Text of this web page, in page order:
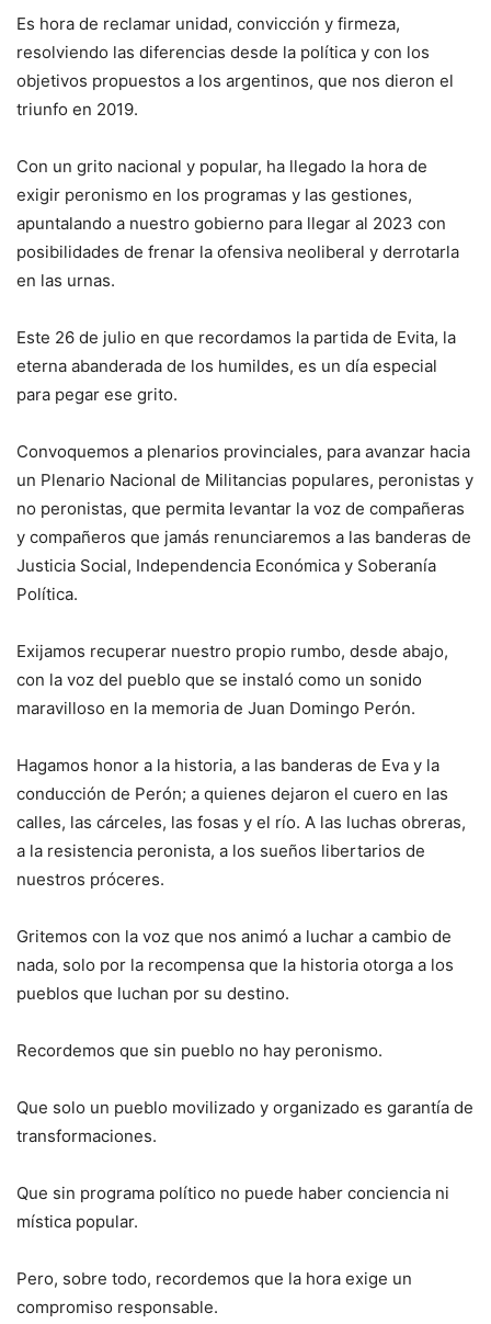
Es hora de reclamar unidad, convicción y firmeza,
resolviendo las diferencias desde la política y con los
objetivos propuestos a los argentinos, que nos dieron el
triunfo en 2019.
Con un grito nacional y popular, ha llegado la hora de
exigir peronismo en los programas y las gestiones,
apuntalando a nuestro gobierno para llegar al 2023 con
posibilidades de frenar la ofensiva neoliberal y derrotarla
en las urnas.
Este 26 de julio en que recordamos la partida de Evita, la
eterna abanderada de los humildes, es un día especial
para pegar ese grito.
Convoquemos a plenarios provinciales, para avanzar hacia
un Plenario Nacional de Militancias populares, peronistas y
no peronistas, que permita levantar la voz de compañeras
y compañeros que jamás renunciaremos a las banderas de
Justicia Social, Independencia Económica y Soberanía
Política.
Exijamos recuperar nuestro propio rumbo, desde abajo,
con la voz del pueblo que se instaló como un sonido
maravilloso en la memoria de Juan Domingo Perón.
Hagamos honor a la historia, a las banderas de Eva y la
conducción de Perón; a quienes dejaron el cuero en las
calles, las cárceles, las fosas y el río. A las luchas obreras,
a la resistencia peronista, a los sueños libertarios de
nuestros próceres.
Gritemos con la voz que nos animó a luchar a cambio de
nada, solo por la recompensa que la historia otorga a los
pueblos que luchan por su destino.
Recordemos que sin pueblo no hay peronismo.
Que solo un pueblo movilizado y organizado es garantía de
transformaciones.
Que sin programa político no puede haber conciencia ni
mística popular.
Pero, sobre todo, recordemos que la hora exige un
compromiso responsable.